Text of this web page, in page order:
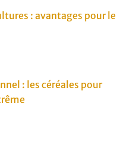
: avantages pour le
: les céréales pour